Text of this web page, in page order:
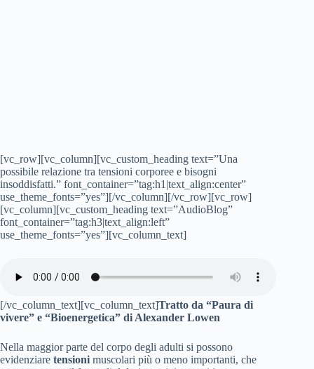
[vc_row][vc_column][vc_custom_heading text=”Una
possibile relazione tra tensioni corporee e bisogni
insoddisfatti.” font_container=”tag:h1|text_align:center”
use_theme_fonts=”yes”][/vc_column][/vc_row][vc_row]
[vc_column][vc_custom_heading text=”AudioBlog”
font_container=”tag:h3|text_align:left”
use_theme_fonts=”yes”][vc_column_text]
[/vc_column_text][vc_column_text]Tratto da “Paura di
vivere” e “Bioenergetica” di Alexander Lowen
Nella maggior parte del corpo degli adulti si possono
evidenziare tensioni muscolari più o meno importanti, che